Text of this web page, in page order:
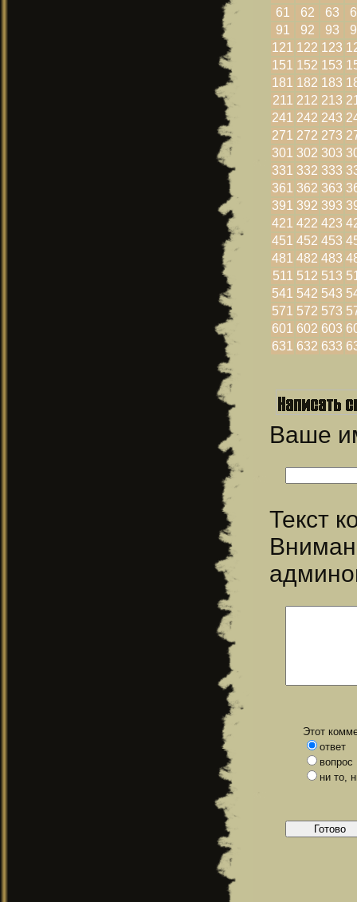
61
62 63
91
92 93
121 122 123
151 152 153
181 182 183
211 212 213
241 242 243
271 272 273
301 302 303
331 332 333
361 362 363
391 392 393
421 422 423
451 452 453
481 482 483
511 512 513
541 542 543
571 572 573
601 602 603
631 632 633
Ваше
Текст
Этот
ответ
вопрос
ни то,